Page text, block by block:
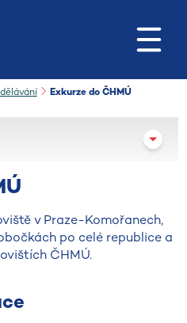
Exkurze do ČHMÚ
v Praze-Komořanech,
po celé republice a
ČHMÚ.